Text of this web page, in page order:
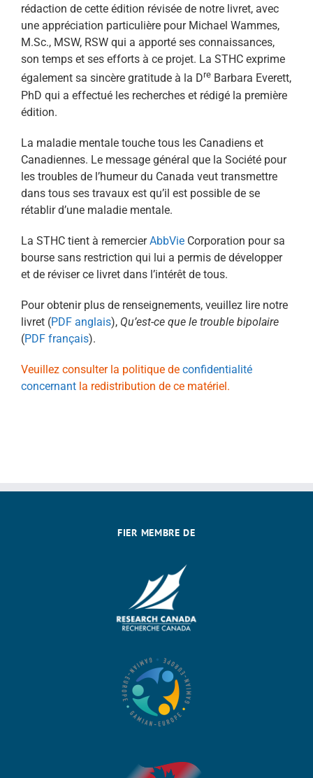
rédaction de cette édition révisée de notre livret, avec
une appréciation particulière pour Michael Wammes,
M.Sc., MSW, RSW qui a apporté ses connaissances,
son temps et ses efforts à ce projet. La STHC exprime
également sa sincère gratitude à la Dre Barbara Everett,
PhD qui a effectué les recherches et rédigé la première
édition.
La maladie mentale touche tous les Canadiens et
Canadiennes. Le message général que la Société pour
les troubles de l’humeur du Canada veut transmettre
dans tous ses travaux est qu’il est possible de se
rétablir d’une maladie mentale.
La STHC tient à remercierAbbVie Corporation pour sa
bourse sans restriction qui lui a permis de développer
et de réviser ce livret dans l’intérêt de tous.
Pour obtenir plus de renseignements, veuillez lire notre
livret (PDF anglais), Qu’est-ce que le trouble bipolaire
(PDF français).
Veuillez consulter la politique de confidentialité
concernant la redistribution de ce matériel.
FIER MEMBRE DE